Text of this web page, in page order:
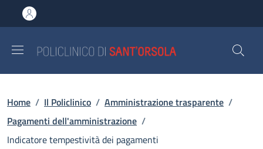
al contenuto principale
to footer content
Briciole di pane
Home / Il Policlinico / Amministrazione trasparente /
Pagamenti dell'amministrazione /
Indicatore tempestività dei pagamenti